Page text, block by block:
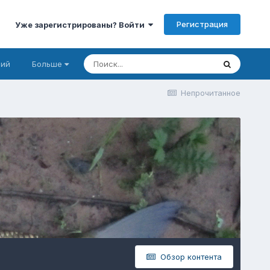
Уже зарегистрированы? Войти Регистрация
Больше
Непрочитанное
Обзор контента